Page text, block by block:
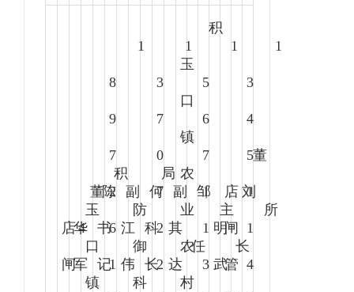
4
董
店
闸
陈
华
军
积
玉
口
镇
副
书
记
1
8
9
7
2
6
1
何
江
伟
局
防
御
科
副
科
长
1
3
7
0
7
2
2
邹
其
达
积
玉
口
镇
农
业
农
村
主
任
1
5
6
7
1
1
3
刘
明
武
董
店
闸
管
所
长
1
3
4
5
1
1
4